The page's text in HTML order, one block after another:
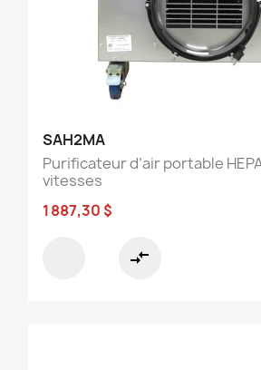
SAH2MA
Purificateur d’air portable
vitesses
1 887,30 $
compare_arrows